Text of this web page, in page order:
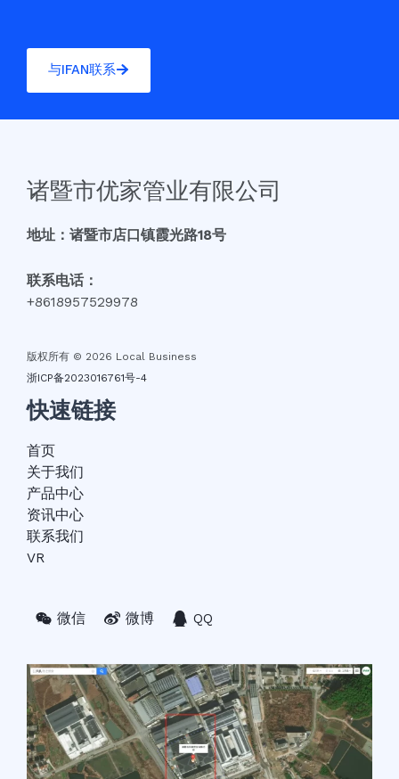
与IFAN联系
诸暨市优家管业有限公司
地址：诸暨市店口镇霞光路18号
联系电话：
+8618957529978
版权所有 © 2026 Local Business
浙ICP备2023016761号-4
快速链接
首页
关于我们
产品中心
资讯中心
联系我们
VR
微信 微博 QQ